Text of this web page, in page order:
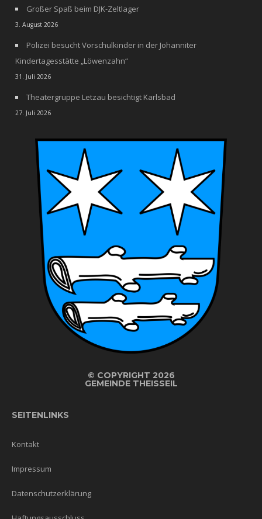
Großer Spaß beim DJK-Zeltlager
3. August 2026
Polizei besucht Vorschulkinder in der Johanniter
Kindertagesstätte „Löwenzahn“
31. Juli 2026
Theatergruppe Letzau besichtigt Karlsbad
27. Juli 2026
© COPYRIGHT 2026
GEMEINDE THEISSEIL
SEITENLINKS
Kontakt
Impressum
Datenschutzerklärung